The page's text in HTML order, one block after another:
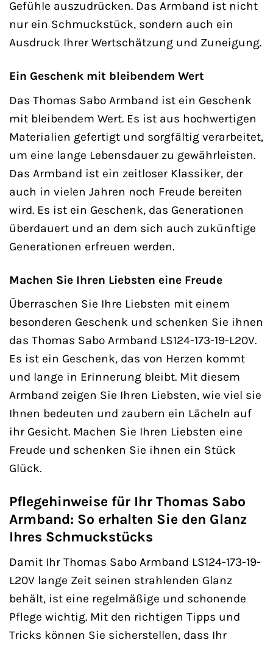
Gefühle auszudrücken. Das Armband ist nicht
nur ein Schmuckstück, sondern auch ein
Ausdruck Ihrer Wertschätzung und Zuneigung.
Ein Geschenk mit bleibendem Wert
Das Thomas Sabo Armband ist ein Geschenk
mit bleibendem Wert. Es ist aus hochwertigen
Materialien gefertigt und sorgfältig verarbeitet,
um eine lange Lebensdauer zu gewährleisten.
Das Armband ist ein zeitloser Klassiker, der
auch in vielen Jahren noch Freude bereiten
wird. Es ist ein Geschenk, das Generationen
überdauert und an dem sich auch zukünftige
Generationen erfreuen werden.
Machen Sie Ihren Liebsten eine Freude
Überraschen Sie Ihre Liebsten mit einem
besonderen Geschenk und schenken Sie ihnen
das Thomas Sabo Armband LS124-173-19-L20V.
Es ist ein Geschenk, das von Herzen kommt
und lange in Erinnerung bleibt. Mit diesem
Armband zeigen Sie Ihren Liebsten, wie viel sie
Ihnen bedeuten und zaubern ein Lächeln auf
ihr Gesicht. Machen Sie Ihren Liebsten eine
Freude und schenken Sie ihnen ein Stück
Glück.
Pflegehinweise für Ihr Thomas Sabo
Armband: So erhalten Sie den Glanz
Ihres Schmuckstücks
Damit Ihr Thomas Sabo Armband LS124-173-19-
L20V lange Zeit seinen strahlenden Glanz
behält, ist eine regelmäßige und schonende
Pflege wichtig. Mit den richtigen Tipps und
Tricks können Sie sicherstellen, dass Ihr